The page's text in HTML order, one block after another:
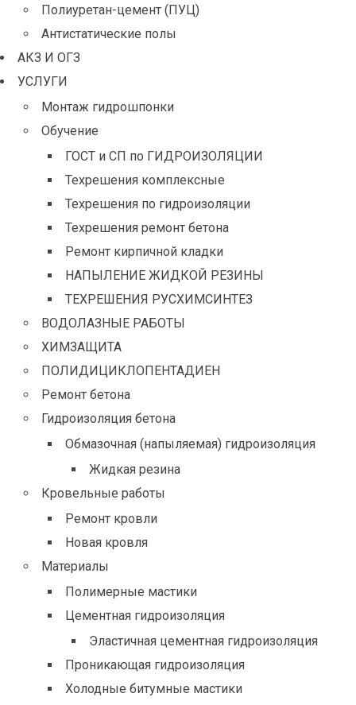
Полиуретан-цемент (ПУЦ)
Антистатические полы
АКЗ И ОГЗ
УСЛУГИ
Монтаж гидрошпонки
Обучение
ГОСТ и СП по ГИДРОИЗОЛЯЦИИ
Техрешения комплексные
Техрешения по гидроизоляции
Техрешения ремонт бетона
Ремонт кирпичной кладки
НАПЫЛЕНИЕ ЖИДКОЙ РЕЗИНЫ
ТЕХРЕШЕНИЯ РУСХИМСИНТЕЗ
ВОДОЛАЗНЫЕ РАБОТЫ
ХИМЗАЩИТА
ПОЛИДИЦИКЛОПЕНТАДИЕН
Ремонт бетона
Гидроизоляция бетона
Обмазочная (напыляемая) гидроизоляция
Жидкая резина
Кровельные работы
Ремонт кровли
Новая кровля
Материалы
Полимерные мастики
Цементная гидроизоляция
Эластичная цементная гидроизоляция
Проникающая гидроизоляция
Холодные битумные мастики